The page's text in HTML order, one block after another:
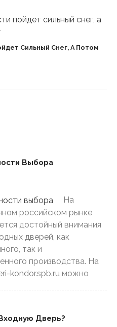
Сильный Снег, А Потом
Выбора
На
российском рынке
достойный внимания
дверей, как
так и
производства. На
kondor.spb.ru можно
Дверь?